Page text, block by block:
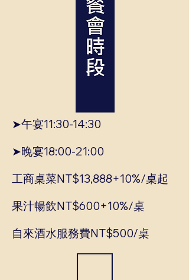
➤午宴11:30-14:30
➤晚宴18:00-21:00
工商桌菜NT$13,888+10%/桌起
果汁暢飲NT$600+10%/桌
自來酒水服務費NT$500/桌